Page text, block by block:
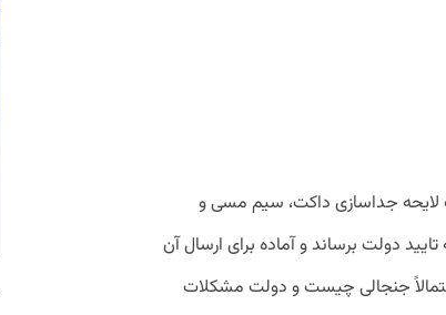
لایحه جداسازی داکت، سیم مسی و
دولت برساند و آماده برای ارسال آن
جنجالی چیست و دولت مشکلات